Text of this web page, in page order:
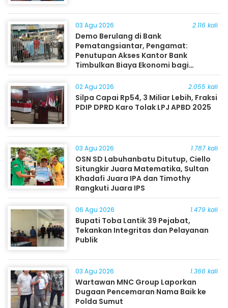
03 Agu 2026 2.116 kali
Demo Berulang di Bank
Pematangsiantar, Pengamat:
Penutupan Akses Kantor Bank
Timbulkan Biaya Ekonomi bagi
Masyarakat
02 Agu 2026 2.055 kali
Silpa Capai Rp54, 3 Miliar Lebih, Fraksi
PDIP DPRD Karo Tolak LPJ APBD 2025
03 Agu 2026 1.787 kali
OSN SD Labuhanbatu Ditutup, Ciello
Situngkir Juara Matematika, Sultan
Khadafi Juara IPA dan Timothy
Rangkuti Juara IPS
06 Agu 2026 1.479 kali
Bupati Toba Lantik 39 Pejabat,
Tekankan Integritas dan Pelayanan
Publik
03 Agu 2026 1.366 kali
Wartawan MNC Group Laporkan
Dugaan Pencemaran Nama Baik ke
Polda Sumut